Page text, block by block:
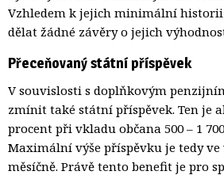
Vzhledem k jejich minimální historii
dělat žádné závěry o jejich
Přeceňovaný státní příspěvek
V souvislosti s doplňkovým
zmínit také státní příspěvek. Ten je
procent při vkladu občana 500 – 1
Maximální výše příspěvku je tedy ve
měsíčně. Právě tento benefit je pro